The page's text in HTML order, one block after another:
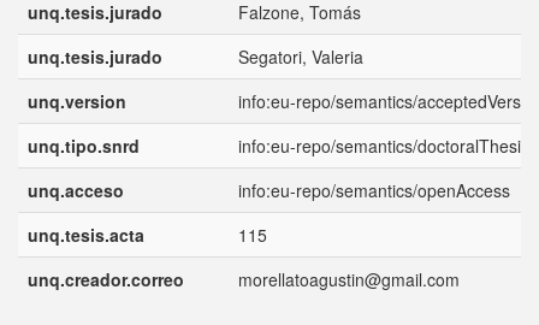
unq.tesis.jurado
Falzone, Tomás
unq.tesis.jurado
Segatori, Valeria
unq.version
info:eu-repo/semantics/
unq.tipo.snrd
info:eu-repo/semantics/doctoralThesis
unq.acceso
info:eu-repo/semantics/openAccess
unq.tesis.acta
115
unq.creador.correo
morellatoagustin@gmail.com